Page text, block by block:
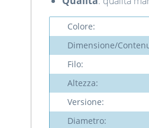
Colore:
Dimensione/
Filo:
Altezza:
Versione:
Diametro: